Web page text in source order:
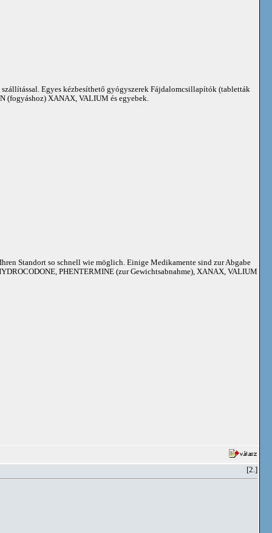
Egyes kézbesíthető gyógyszerek Fájdalomcsillapítók (tabletták
(fogyáshoz) XANAX, VALIUM és egyebek.
Standort so schnell wie möglich. Einige Medikamente sind zur Abgabe
PHENTERMINE (zur Gewichtsabnahme), XANAX, VALIUM
[2.]